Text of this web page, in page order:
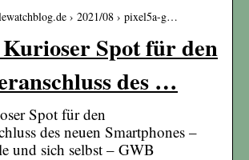
› 2021/08 › pixel5a-g…
Spot für den
des …
Spot für den
des neuen Smartphones –
und sich selbst – GWB